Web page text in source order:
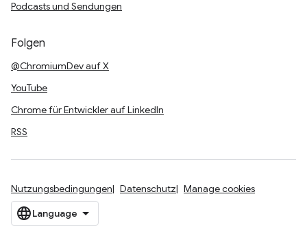
Podcasts und Sendungen
Folgen
@ChromiumDev auf X
YouTube
Chrome für Entwickler auf LinkedIn
RSS
Nutzungsbedingungen Datenschutz Manage cookies